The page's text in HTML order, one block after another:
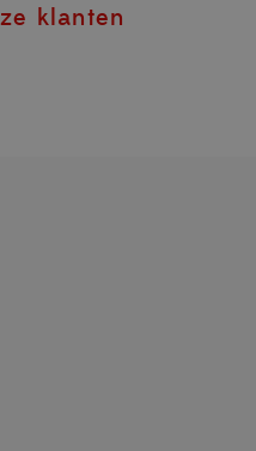
klanten